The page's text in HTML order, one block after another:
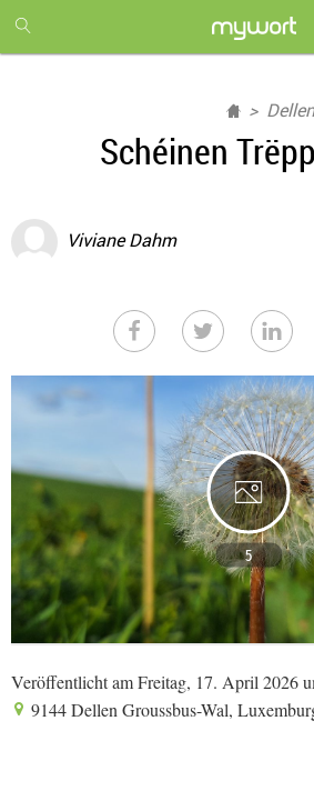
month
free
Dellen
Schéinen
Viviane Dahm
5
Veröffentlicht am Freitag, 17. April 2026
9144 Dellen Groussbus-Wal,